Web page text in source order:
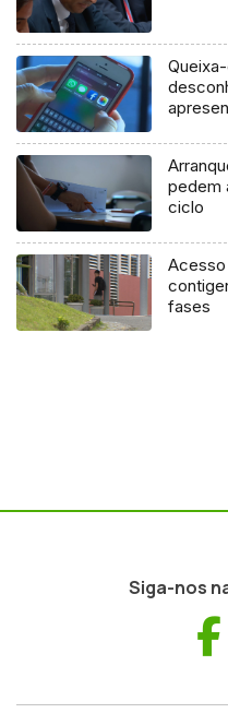
pedem
ciclo
Acesso
fases
Siga-nos